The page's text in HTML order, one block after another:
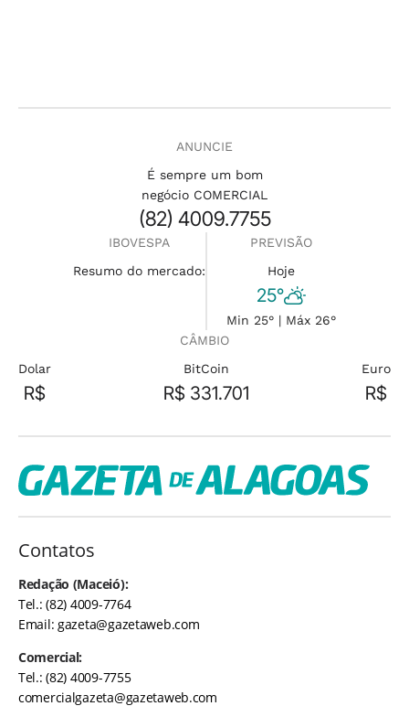
ANUNCIE
É sempre um bom
negócio COMERCIAL
(82) 4009.7755
IBOVESPA
Resumo do mercado:
PREVISÃO
Hoje
25°
Min 25° | Máx 26°
CÂMBIO
Dolar
R$
BitCoin
R$ 331.701
Euro
R$
Contatos
Redação (Maceió):
Tel.: (82) 4009-7764
Email:gazeta@gazetaweb.com
Comercial:
Tel.: (82) 4009-7755
comercialgazeta@gazetaweb.com